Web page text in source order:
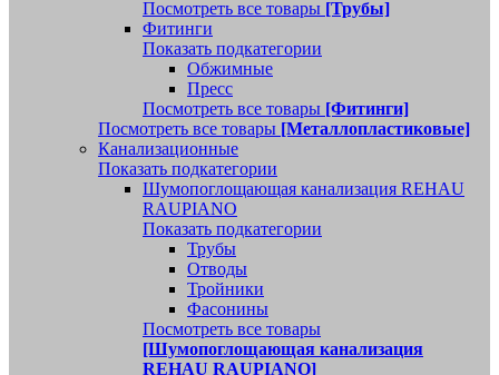
Посмотреть все товары [Трубы]
Фитинги
Показать подкатегории
Обжимные
Пресс
Посмотреть все товары [Фитинги]
Посмотреть все товары [Металлопластиковые]
Канализационные
Показать подкатегории
Шумопоглощающая канализация REHAU
RAUPIANO
Показать подкатегории
Трубы
Отводы
Тройники
Фасонины
Посмотреть все товары
[Шумопоглощающая канализация
REHAU RAUPIANO]